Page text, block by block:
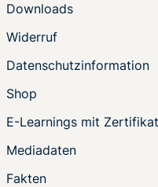
Downloads
Widerruf
Datenschutzinformation
Shop
E-Learnings mit Zertifikat
Mediadaten
Fakten